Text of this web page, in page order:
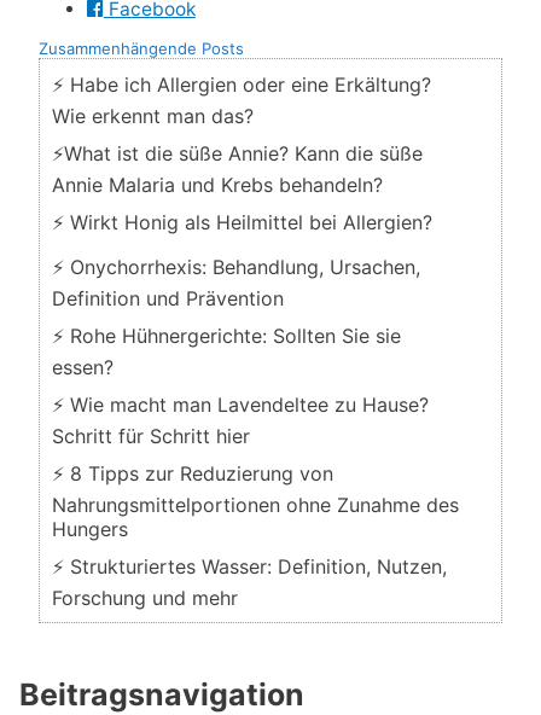
Facebook
Zusammenhängende Posts
⚡ Habe ich Allergien oder eine Erkältung?
Wie erkennt man das?
⚡What ist die süße Annie? Kann die süße
Annie Malaria und Krebs behandeln?
⚡ Wirkt Honig als Heilmittel bei Allergien?
⚡ Onychorrhexis: Behandlung, Ursachen,
Definition und Prävention
⚡ Rohe Hühnergerichte: Sollten Sie sie
essen?
⚡ Wie macht man Lavendeltee zu Hause?
Schritt für Schritt hier
⚡ 8 Tipps zur Reduzierung von
Nahrungsmittelportionen ohne Zunahme des
Hungers
⚡ Strukturiertes Wasser: Definition, Nutzen,
Forschung und mehr
Beitragsnavigation